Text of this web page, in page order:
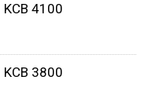
KCB 4100
KCB 3800